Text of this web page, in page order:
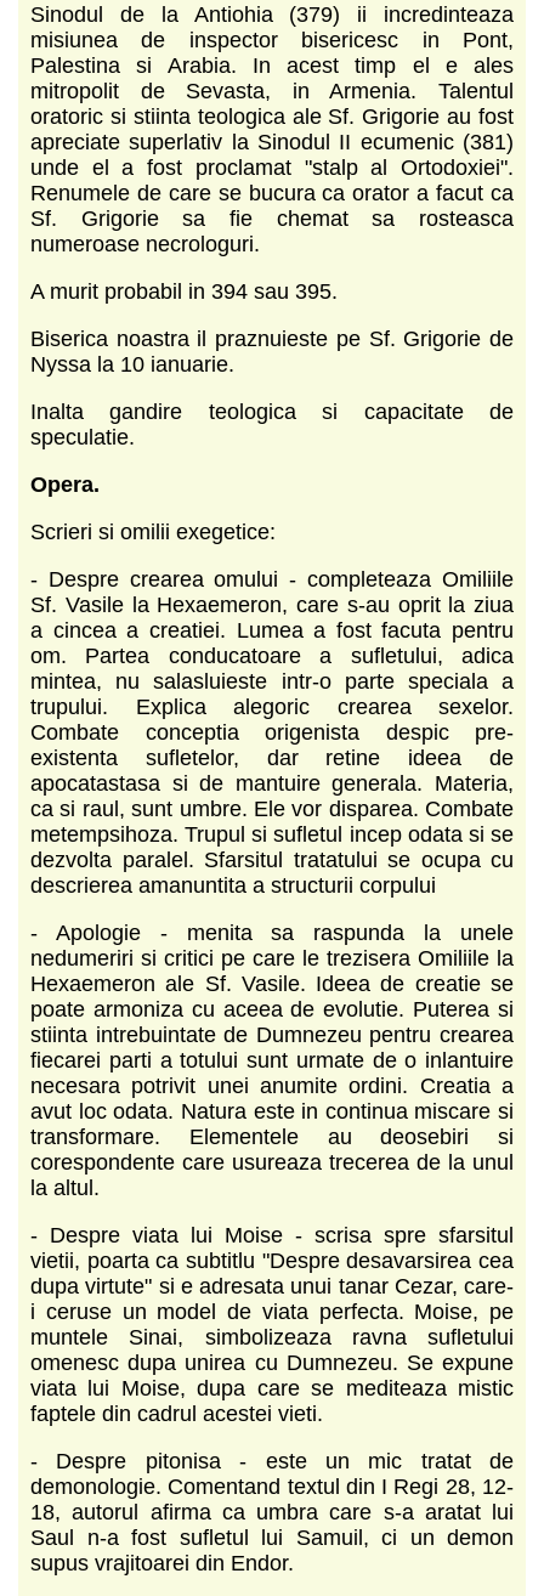
Sinodul de la Antiohia (379) ii incredinteaza
misiunea de inspector bisericesc in Pont,
Palestina si Arabia. In acest timp el e ales
mitropolit de Sevasta, in Armenia. Talentul
oratoric si stiinta teologica ale Sf. Grigorie au fost
apreciate superlativ la Sinodul II ecumenic (381)
unde el a fost proclamat "stalp al Ortodoxiei".
Renumele de care se bucura ca orator a facut ca
Sf. Grigorie sa fie chemat sa rosteasca
numeroase necrologuri.
A murit probabil in 394 sau 395.
Biserica noastra il praznuieste pe Sf. Grigorie de
Nyssa la 10 ianuarie.
Inalta gandire teologica si capacitate de
speculatie.
Opera.
Scrieri si omilii exegetice:
- Despre crearea omului - completeaza Omiliile
Sf. Vasile la Hexaemeron, care s-au oprit la ziua
a cincea a creatiei. Lumea a fost facuta pentru
om. Partea conducatoare a sufletului, adica
mintea, nu salasluieste intr-o parte speciala a
trupului. Explica alegoric crearea sexelor.
Combate conceptia origenista despic pre-
existenta sufletelor, dar retine ideea de
apocatastasa si de mantuire generala. Materia,
ca si raul, sunt umbre. Ele vor disparea. Combate
metempsihoza. Trupul si sufletul incep odata si se
dezvolta paralel. Sfarsitul tratatului se ocupa cu
descrierea amanuntita a structurii corpului
- Apologie - menita sa raspunda la unele
nedumeriri si critici pe care le trezisera Omiliile la
Hexaemeron ale Sf. Vasile. Ideea de creatie se
poate armoniza cu aceea de evolutie. Puterea si
stiinta intrebuintate de Dumnezeu pentru crearea
fiecarei parti a totului sunt urmate de o inlantuire
necesara potrivit unei anumite ordini. Creatia a
avut loc odata. Natura este in continua miscare si
transformare. Elementele au deosebiri si
corespondente care usureaza trecerea de la unul
la altul.
- Despre viata lui Moise - scrisa spre sfarsitul
vietii, poarta ca subtitlu "Despre desavarsirea cea
dupa virtute" si e adresata unui tanar Cezar, care-
i ceruse un model de viata perfecta. Moise, pe
muntele Sinai, simbolizeaza ravna sufletului
omenesc dupa unirea cu Dumnezeu. Se expune
viata lui Moise, dupa care se mediteaza mistic
faptele din cadrul acestei vieti.
- Despre pitonisa - este un mic tratat de
demonologie. Comentand textul din I Regi 28, 12-
18, autorul afirma ca umbra care s-a aratat lui
Saul n-a fost sufletul lui Samuil, ci un demon
supus vrajitoarei din Endor.